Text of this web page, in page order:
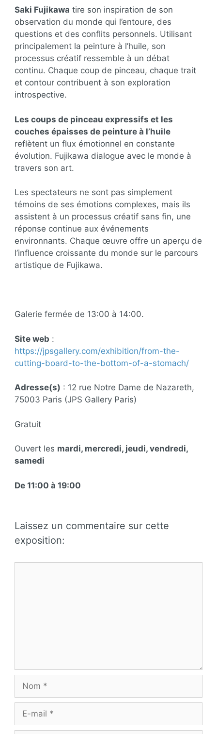
Saki Fujikawa tire son inspiration de son
observation du monde qui l’entoure, des
questions et des conflits personnels. Utilisant
principalement la peinture à l’huile, son
processus créatif ressemble à un débat
continu. Chaque coup de pinceau, chaque trait
et contour contribuent à son exploration
introspective.
Les coups de pinceau expressifs et les
couches épaisses de peinture à l’huile
reflètent un flux émotionnel en constante
évolution. Fujikawa dialogue avec le monde à
travers son art.
Les spectateurs ne sont pas simplement
témoins de ses émotions complexes, mais ils
assistent à un processus créatif sans fin, une
réponse continue aux événements
environnants. Chaque œuvre offre un aperçu de
l’influence croissante du monde sur le parcours
artistique de Fujikawa.
Galerie fermée de 13:00 à 14:00.
Site web :
https://jpsgallery.com/exhibition/from-the-
cutting-board-to-the-bottom-of-a-stomach/
Adresse(s) : 12 rue Notre Dame de Nazareth,
75003 Paris (JPS Gallery Paris)
Gratuit
Ouvert les mardi, mercredi, jeudi, vendredi,
samedi
De 11:00 à 19:00
Laissez un commentaire sur cette
exposition:
Nom